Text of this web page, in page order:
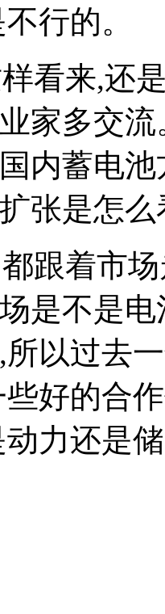
家多交
国内蓄电
张是怎么
跟着市
是不是
,所以过去
好的合
动力还是